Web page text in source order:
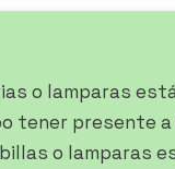
o lamparas
tener presente
o lamparas